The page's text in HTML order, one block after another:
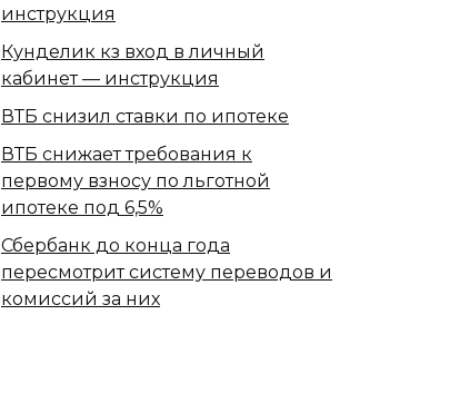
инструкция
Кунделик кз вход в личный
кабинет — инструкция
ВТБ снизил ставки по ипотеке
ВТБ снижает требования к
первому взносу по льготной
ипотеке под 6,5%
Сбербанк​ до конца года
пересмотрит систему переводов и
комиссий за них